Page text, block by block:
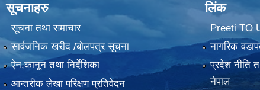
सूचनाहरु
सूचना तथा समाचार
सार्वजनिक खरीद /बोलपत्र सूचना
ऐन,कानून तथा निर्देशिका
आन्तरीक लेखा परिक्षण प्रतिवेदन
लिंक
Preeti TO
नागरिक
प्रदेश नीति
नेपाल